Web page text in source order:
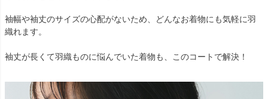
袖幅や袖丈のサイズの心配がないため、どんなお着物にも気軽に羽
織れます。
袖丈が長くて羽織ものに悩んでいた着物も、このコートで解決！